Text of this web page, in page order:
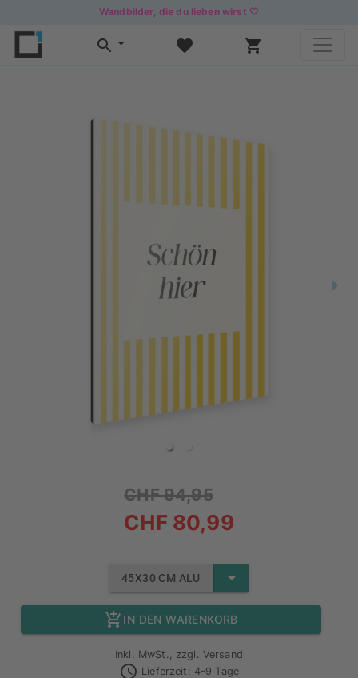
Wandbilder, die du lieben wirst 🤍
CHF 94,95
CHF 80,99
45X30 CM ALU
IN DEN WARENKORB
Inkl. MwSt., zzgl. Versand
Lieferzeit: 4-9 Tage